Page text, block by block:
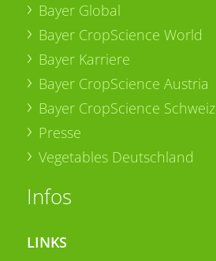
Bayer Global
Bayer CropScience World
Bayer Karriere
Bayer CropScience Austria
Bayer CropScience Schweiz
Presse
Vegetables Deutschland
Infos
LINKS